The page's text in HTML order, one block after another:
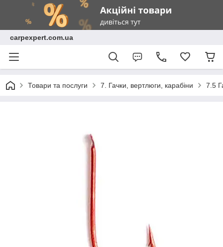
carpexpert.com.ua
Товари та послуги 7. Гачки, вертлюги, карабіни 7.5